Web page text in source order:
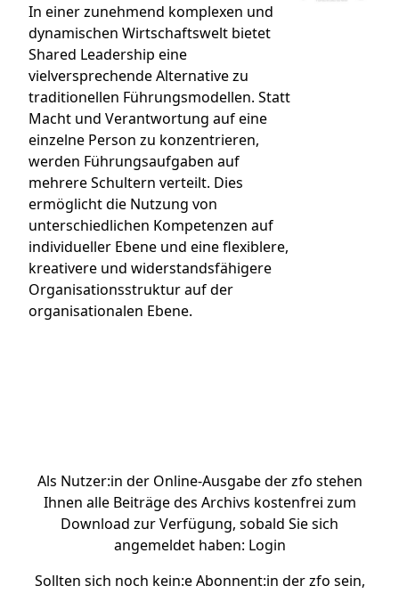
In einer zunehmend komplexen und
dynamischen Wirtschaftswelt bietet
Shared Leadership eine
vielversprechende Alternative zu
traditionellen Führungsmodellen. Statt
Macht und Verantwortung auf eine
einzelne Person zu konzentrieren,
werden Führungsaufgaben auf
mehrere Schultern verteilt. Dies
ermöglicht die Nutzung von
unterschiedlichen Kompetenzen auf
individueller Ebene und eine flexiblere,
kreativere und widerstandsfähigere
Organisationsstruktur auf der
organisationalen Ebene.
Als Nutzer:in der Online-Ausgabe der zfo stehen
Ihnen alle Beiträge des Archivs kostenfrei zum
Download zur Verfügung, sobald Sie sich
angemeldet haben: Login
Sollten sich noch kein:e Abonnent:in der zfo sein,